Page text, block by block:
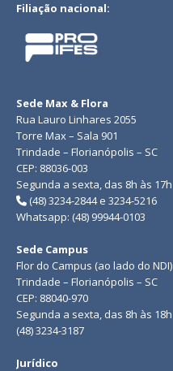
Filiação nacional:
Sede Max & Flora
Rua Lauro Linhares 2055
Torre Max – Sala 901
Trindade – Florianópolis – SC
CEP: 88036-003
Segunda a sexta, das 8h às 17h
(48) 3234-2844 e 3234-5216
Whatsapp: (48) 99944-0103
Sede Campus
Flor do Campus (ao lado do NDI)
Trindade – Florianópolis – SC
CEP: 88040-970
Segunda a sexta, das 8h às 18h
(48) 3234-3187
Jurídico